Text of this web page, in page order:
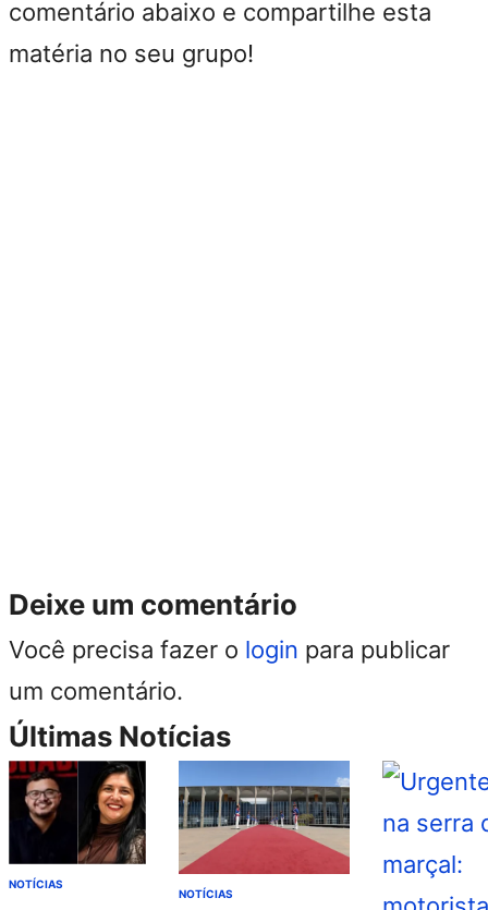
comentário abaixo e compartilhe esta
matéria no seu grupo!
Deixe um comentário
Você precisa fazer o login para publicar
um comentário.
Últimas Notícias
NOTÍCIAS
NOTÍCIAS